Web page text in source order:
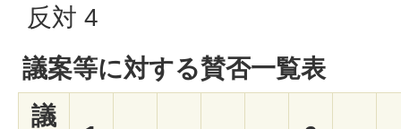
反対 4
議案等に対する賛否一覧表
議